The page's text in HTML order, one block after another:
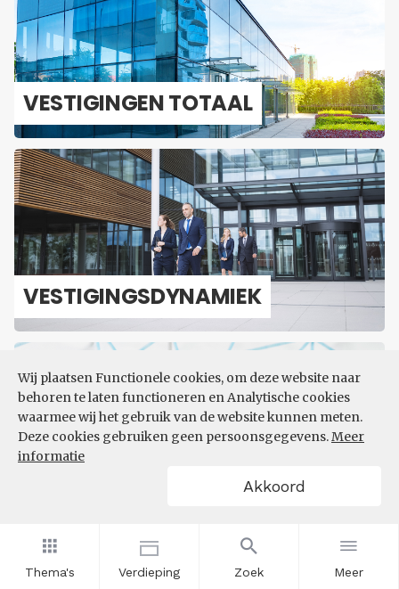
Thema's Verdieping Zoek Meer
Wij plaatsen Functionele cookies, om deze website naar
behoren te laten functioneren en Analytische cookies
waarmee wij het gebruik van de website kunnen meten.
Deze cookies gebruiken geen persoonsgegevens.Meer
informatie
Akkoord
VES­TI­GIN­GEN TO­TAAL
VES­TI­GINGS­DY­NA­MIEK